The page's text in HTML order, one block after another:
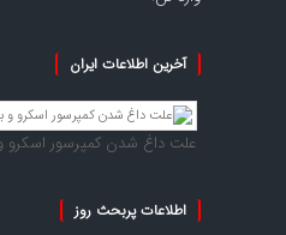
آخرین اطلاعات ایران
علت داغ شدن کمپرسور اسکرو و
اطلاعات پربحث روز